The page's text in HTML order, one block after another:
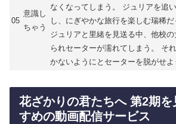
05
意識し
ちゃう
なくなってしまう。 ジュリアを追
し、にぎやかな旅行を楽しむ瑞稀
ジュリアと里緒を見送る中、他校
られセーターが濡れてしまう。 そ
かないようにとセーターを脱がせ
花ざかりの君たちへ 第2期
すめの動画配信サービス